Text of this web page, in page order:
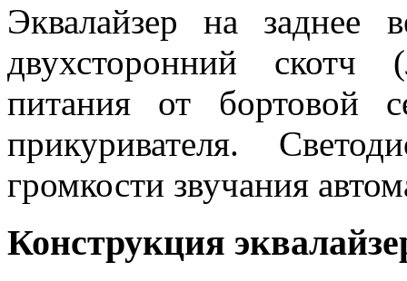
Эквалайзер на заднее
двухсторонний скотч
питания от бортовой
прикуривателя.
громкости звучания
Конструкция